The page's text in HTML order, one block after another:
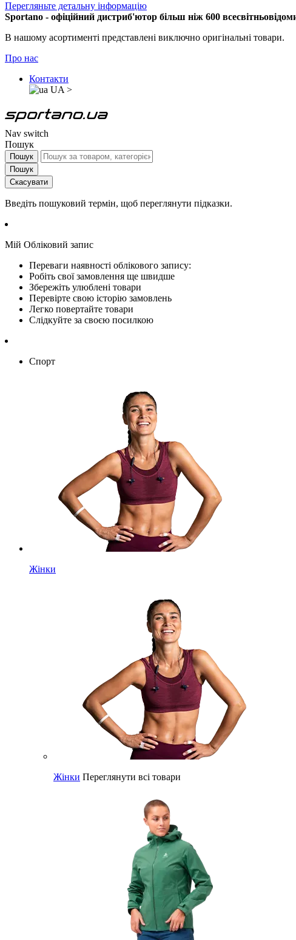
Перегляньте детальну інформацію
Sportano - офіційний дистриб'ютор більш ніж 600
В нашому асортименті представлені виключно оригінальні товари.
Про нас
Контакти
UA >
Nav switch
Пошук
Пошук
Пошук
Скасувати
Введіть пошуковий термін, щоб переглянути підказки.
Мій Обліковий запис
Переваги наявності облікового запису:
Робіть свої замовлення ще швидше
Збережіть улюблені товари
Перевірте свою історію замовлень
Легко повертайте товари
Слідкуйте за своєю посилкою
Спорт
Жінки
Жінки Переглянути всі товари